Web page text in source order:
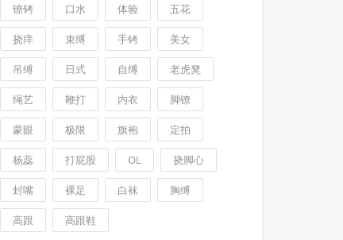
镣铐 口水 体验 五花
挠痒 束缚 手铐 美女
吊缚 日式 自缚 老虎凳
绳艺 鞭打 内衣 脚镣
蒙眼 极限 旗袍 定拍
杨蕊 打屁股 OL 挠脚心
封嘴 裸足 白袜 胸缚
高跟 高跟鞋